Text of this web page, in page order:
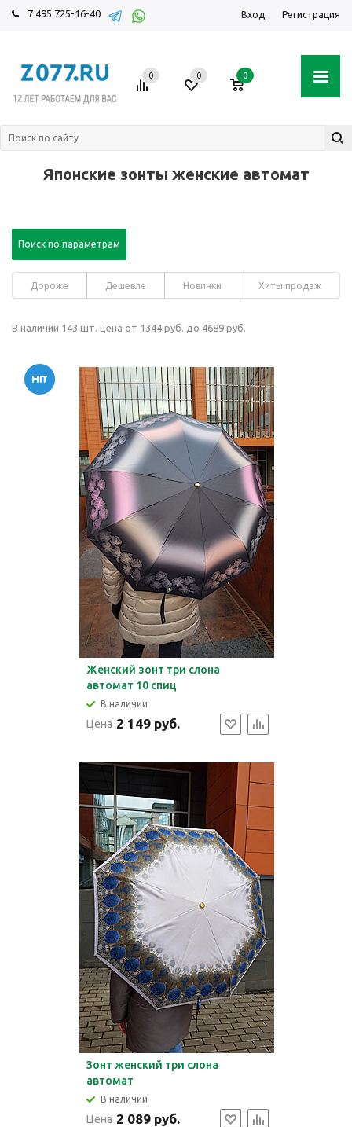
7 495 725-16-40 Вход Регистрация
0 0 0
Японские зонты женские автомат
Поиск по параметрам
Дороже Дешевле Новинки Хиты продаж
В наличии 143 шт. цена от 1344 руб. до 4689 руб.
Женский зонт три слона
автомат 10 спиц
В наличии
Цена 2 149 руб.
Зонт женский три слона
автомат
В наличии
Цена 2 089 руб.